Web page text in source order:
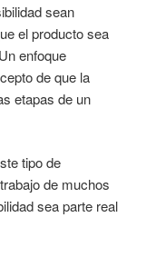
sean
el producto sea
enfoque
de que la
etapas de un
tipo de
de muchos
sea parte real